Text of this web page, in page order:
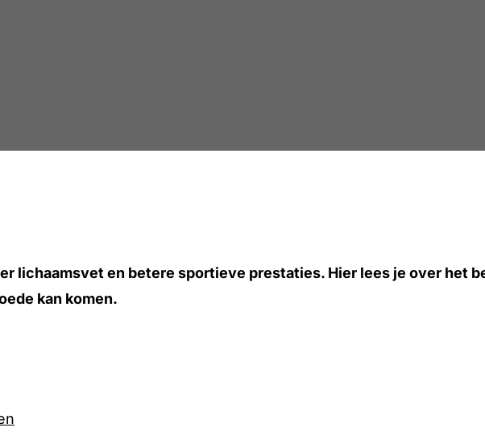
lichaamsvet en betere sportieve prestaties. Hier lees je over het
kan komen.